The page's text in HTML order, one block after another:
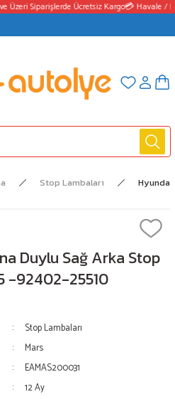
Üzeri Siparişlerde Ücretsiz Kargo💳 Havale /
Stop Lambaları
Duylu Sağ Arka Stop
-92402-25510
Stop Lambaları
Mars
EAMAS200031
12 Ay